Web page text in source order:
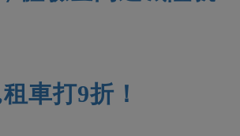
車打9折！